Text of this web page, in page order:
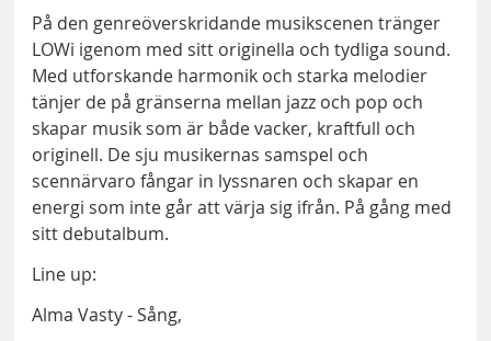
På den genreöverskridande musikscenen tränger
LOWi igenom med sitt originella och tydliga sound.
Med utforskande harmonik och starka melodier
tänjer de på gränserna mellan jazz och pop och
skapar musik som är både vacker, kraftfull och
originell. De sju musikernas samspel och
scennärvaro fångar in lyssnaren och skapar en
energi som inte går att värja sig ifrån. På gång med
sitt debutalbum.
Line up:
Alma Vasty - Sång,